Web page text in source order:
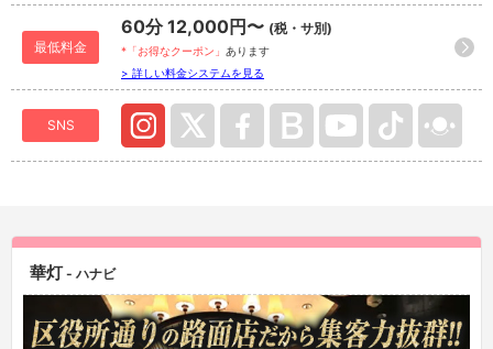
最低料金
60分 12,000円〜 (税・サ別)
*「お得なクーポン」 あります
> 詳しい料金システムを見る
SNS
華灯 - ハナビ